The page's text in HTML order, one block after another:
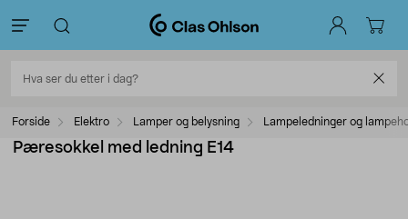
Forside Elektro Lamper og belysning Lampeledninger og
Pæresokkel med ledning E14